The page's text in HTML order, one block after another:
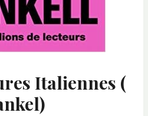
Italiennes (